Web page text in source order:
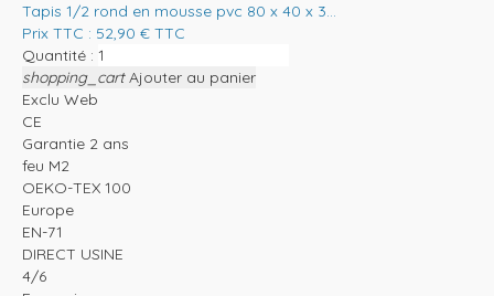
Tapis 1/2 rond en mousse pvc 80 x 40 x 3...
Prix TTC : 52,90 € TTC
Quantité :
shopping_cart Ajouter au panier
Exclu Web
CE
Garantie 2 ans
feu M2
OEKO-TEX 100
Europe
EN-71
DIRECT USINE
4/6